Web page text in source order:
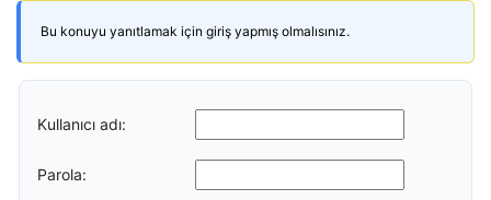
Bu konuyu yanıtlamak için giriş yapmış olmalısınız.
Kullanıcı adı:
Parola: